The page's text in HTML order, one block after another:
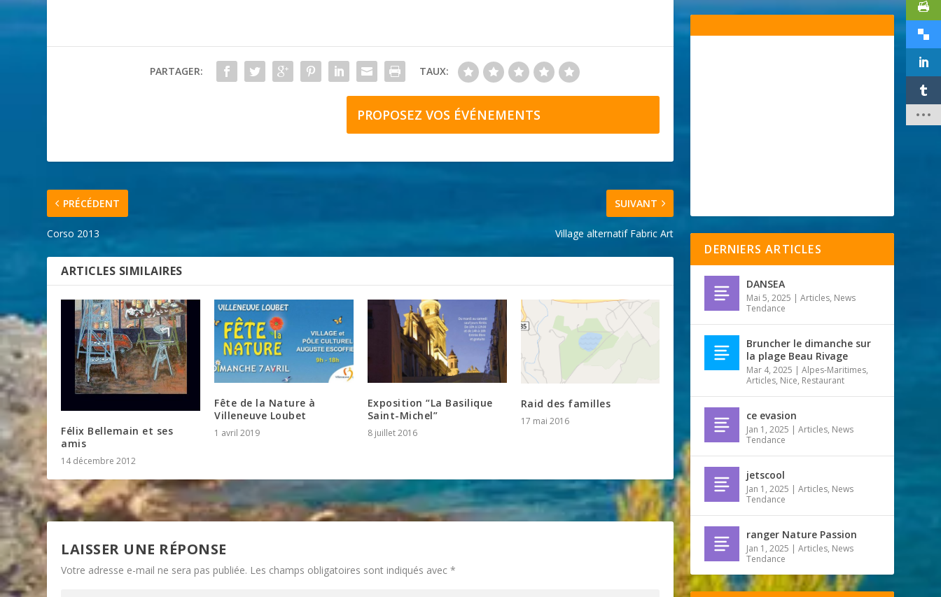
PARTAGER: TAUX:
PROPOSEZ VOS ÉVÉNEMENTS
PRÉCÉDENT
Corso 2013
SUIVANT
Village alternatif Fabric Art
ARTICLES SIMILAIRES
Félix Bellemain et ses
amis
14 décembre 2012
Fête de la Nature à
Villeneuve Loubet
1 avril 2019
Exposition “La Basilique
Saint-Michel”
8 juillet 2016
Raid des familles
17 mai 2016
LAISSER UNE RÉPONSE
Votre adresse e-mail ne sera pas publiée. Les champs obligatoires sont indiqués avec*
DERNIERS ARTICLES
DANSEA
Mai 5, 2025 |Articles, News
Tendance
Bruncher le dimanche sur
la plage Beau Rivage
Mar 4, 2025 |Alpes-Maritimes,
Articles, Nice, Restaurant
ce evasion
Jan 1, 2025 |Articles, News
Tendance
jetscool
Jan 1, 2025 |Articles, News
Tendance
ranger Nature Passion
Jan 1, 2025 |Articles, News
Tendance